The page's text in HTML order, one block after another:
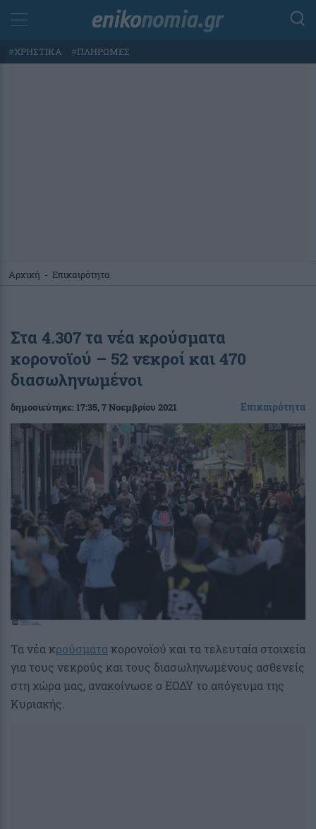
#ΧΡΗΣΤΙΚΑ #ΠΛΗΡΩΜΕΣ
Αρχική - Επικαιρότητα
Στα 4.307 τα νέα κρούσματα
κορονοϊού – 52 νεκροί και 470
διασωληνωμένοι
δημοσιεύτηκε:17:35, 7 Νοεμβρίου 2021 Επικαιρότητα
Τα νέα κρούσματα κορονοϊού και τα τελευταία στοιχεία
για τους νεκρούς και τους διασωληνωμένους ασθενείς
στη χώρα μας, ανακοίνωσε ο ΕΟΔΥ το απόγευμα της
Κυριακής.